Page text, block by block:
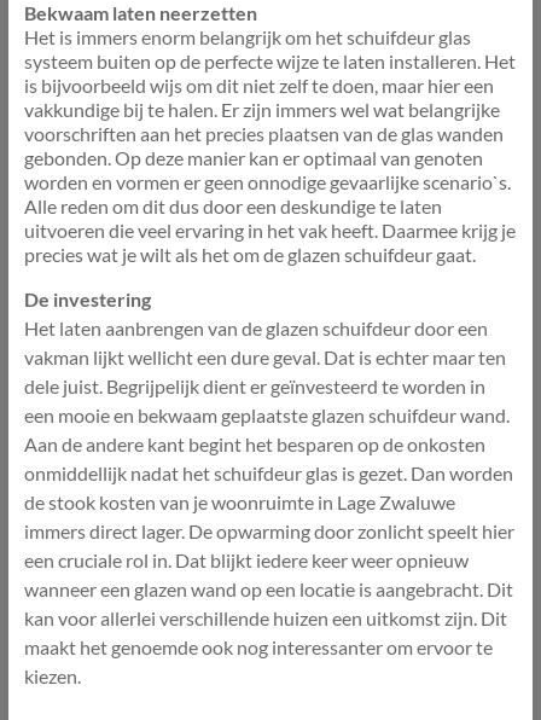
Bekwaam laten neerzetten
Het is immers enorm belangrijk om het schuifdeur glas
systeem buiten op de perfecte wijze te laten installeren. Het
is bijvoorbeeld wijs om dit niet zelf te doen, maar hier een
vakkundige bij te halen. Er zijn immers wel wat belangrijke
voorschriften aan het precies plaatsen van de glas wanden
gebonden. Op deze manier kan er optimaal van genoten
worden en vormen er geen onnodige gevaarlijke scenario`s.
Alle reden om dit dus door een deskundige te laten
uitvoeren die veel ervaring in het vak heeft. Daarmee krijg je
precies wat je wilt als het om de glazen schuifdeur gaat.
De investering
Het laten aanbrengen van de glazen schuifdeur door een
vakman lijkt wellicht een dure geval. Dat is echter maar ten
dele juist. Begrijpelijk dient er geïnvesteerd te worden in
een mooie en bekwaam geplaatste glazen schuifdeur wand.
Aan de andere kant begint het besparen op de onkosten
onmiddellijk nadat het schuifdeur glas is gezet. Dan worden
de stook kosten van je woonruimte in Lage Zwaluwe
immers direct lager. De opwarming door zonlicht speelt hier
een cruciale rol in. Dat blijkt iedere keer weer opnieuw
wanneer een glazen wand op een locatie is aangebracht. Dit
kan voor allerlei verschillende huizen een uitkomst zijn. Dit
maakt het genoemde ook nog interessanter om ervoor te
kiezen.